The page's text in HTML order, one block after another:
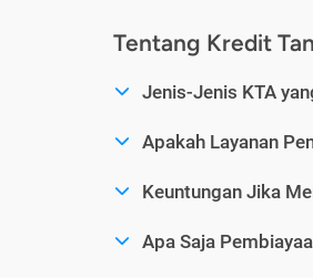
Tentang Kredit
Jenis-Jenis KTA
Apakah Layanan
Keuntungan Jika
Apa Saja